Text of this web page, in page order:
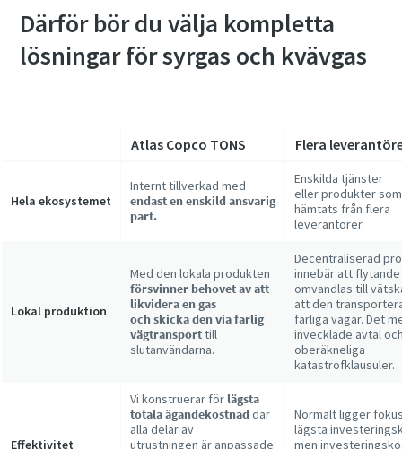
Därför bör du välja kompletta
lösningar för syrgas och kvävgas
Atlas Copco TONS Flera
Hela ekosystemet
Internt tillverkad med
endast en enskild ansvarig
part.
Enskilda tjänster
eller produkter som
hämtats från flera
leverantörer.
Lokal produktion
Med den lokala produkten
försvinner behovet av att
likvidera en gas
och skicka den via farlig
vägtransporttill
slutanvändarna.
Decentraliserad
innebär att
omvandlas till
att den
farliga vägar. Det
invecklade avtal
oberäkneliga
katastrofklausuler.
Effektivitet
Vi konstruerar för lägsta
totala ägandekostnad där
alla delar av
utrustningen är anpassade
Normalt ligger
lägsta
men